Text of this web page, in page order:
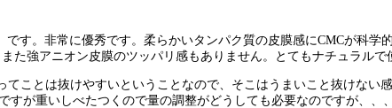
す。非常に優秀です。柔らかいタンパク質の皮膜感にCMCが科学
た強アニオン皮膜のツッパリ感もありません。とてもナチュラルで
ことは抜けやすいということなので、そこはうまいこと抜けない
が重いしべたつくので量の調整がどうしても必要なのですが、